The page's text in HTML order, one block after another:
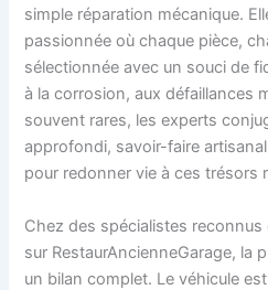
simple réparation mécanique.
passionnée où chaque pièce,
sélectionnée avec un souci de
à la corrosion, aux défaillances
souvent rares, les experts
approfondi, savoir-faire
pour redonner vie à ces trésors
Chez des spécialistes
sur RestaurAncienneGarage, la
un bilan complet. Le véhicule